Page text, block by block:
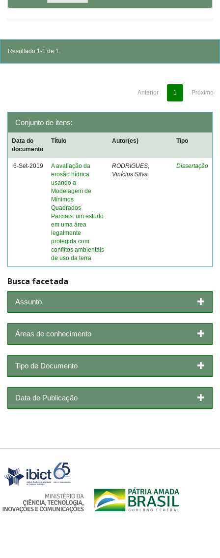
Resultado 1-1 de 1.
Anterior 1 Próximo
Conjunto de itens:
Data do
documento
Título Autor(es) Tipo
6-Set-2019
A avaliação da
erosão hídrica
usando a
Modelagem de
Mínimos
Quadrados
Parciais: um estudo
em uma área
legalmente
protegida com
conflitos ambientais
de uso da terra
RODRIGUES,
Vinícius Silva
Dissertação
Busca facetada
Assunto
Áreas de conhecimento
Tipo de Documento
Data de Publicação